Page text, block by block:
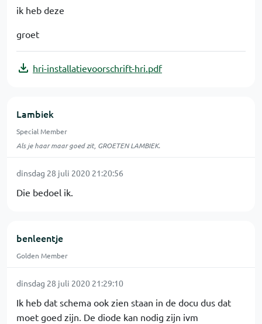
ik heb deze
groet
hri-installatievoorschrift-hri.pdf
Lambiek
Special Member
Als je haar maar goed zit, GROETEN LAMBIEK.
dinsdag 28 juli 2020 21:20:56
Die bedoel ik.
benleentje
Golden Member
dinsdag 28 juli 2020 21:29:10
Ik heb dat schema ook zien staan in de docu dus dat
moet goed zijn. De diode kan nodig zijn ivm